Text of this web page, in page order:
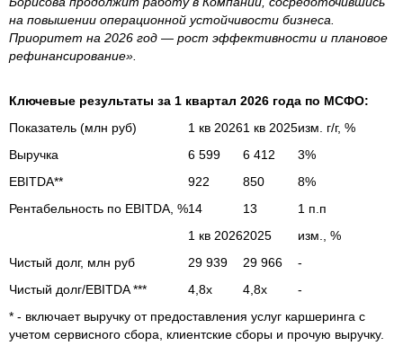
на повышении операционной устойчивости бизнеса.
Приоритет на 2026 год — рост эффективности и плановое
рефинансирование».
Ключевые результаты за 1 квартал 2026 года по МСФО:
Показатель (млн руб)
1 кв 20261 кв 2025изм. г/г, %
Выручка
6 599 6 412
3%
EBITDA**
922 850
8%
Рентабельность по EBITDA, %14 13
1 п.п
1 кв 20262025
изм., %
Чистый долг, млн руб
29 939 29 966
-
Чистый долг/EBITDA ***
4,8х 4,8х
-
* - включает выручку от предоставления услуг каршеринга с
учетом сервисного сбора, клиентские сборы и прочую выручку.